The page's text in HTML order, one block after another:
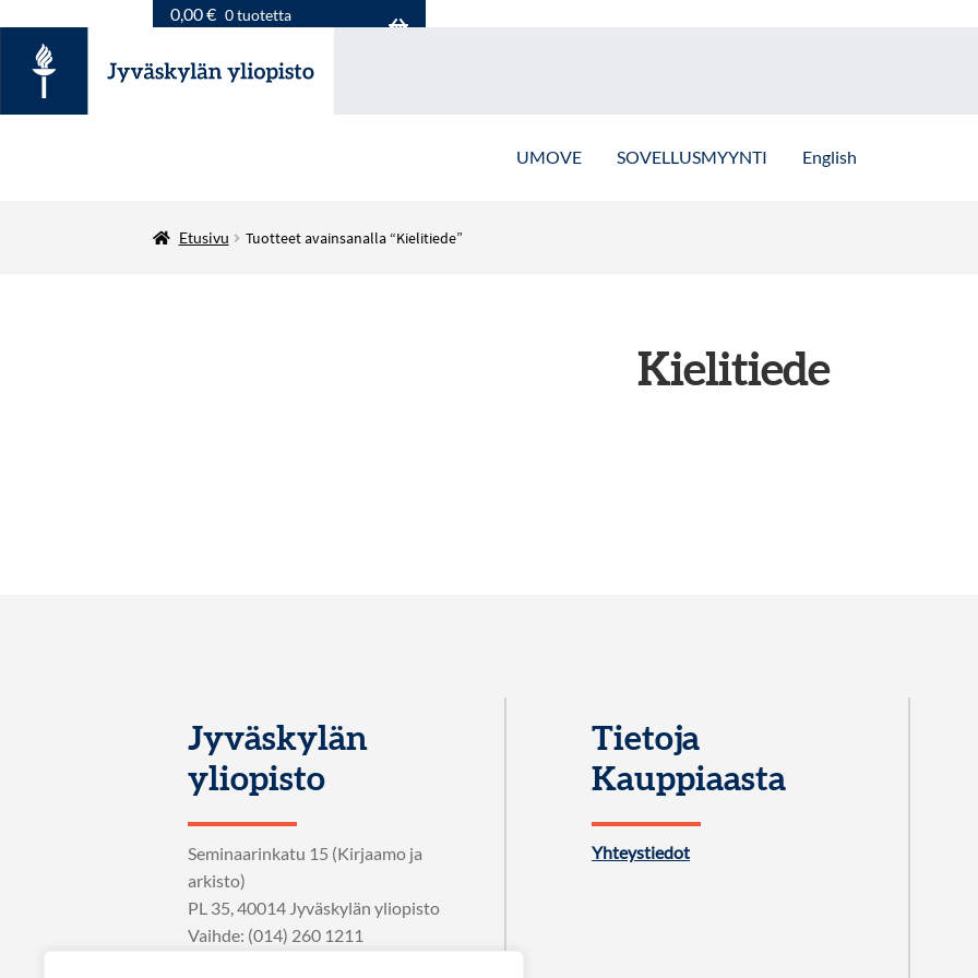
0,00€ 0 tuotetta
UMOVE SOVELLUSMYYNTI English
Etusivu Tuotteet avainsanalla “Kielitiede”
Kielitiede
Jyväskylän
yliopisto
Seminaarinkatu 15 (Kirjaamo ja
arkisto)
PL 35, 40014 Jyväskylän yliopisto
Vaihde: (014) 260 1211
Tietoja
Kauppiaasta
Yhteystiedot